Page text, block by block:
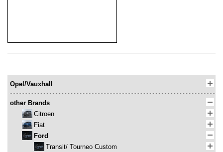
Opel/Vauxhall
other Brands
Citroen
Fiat
Ford
Transit/ Tourneo Custom